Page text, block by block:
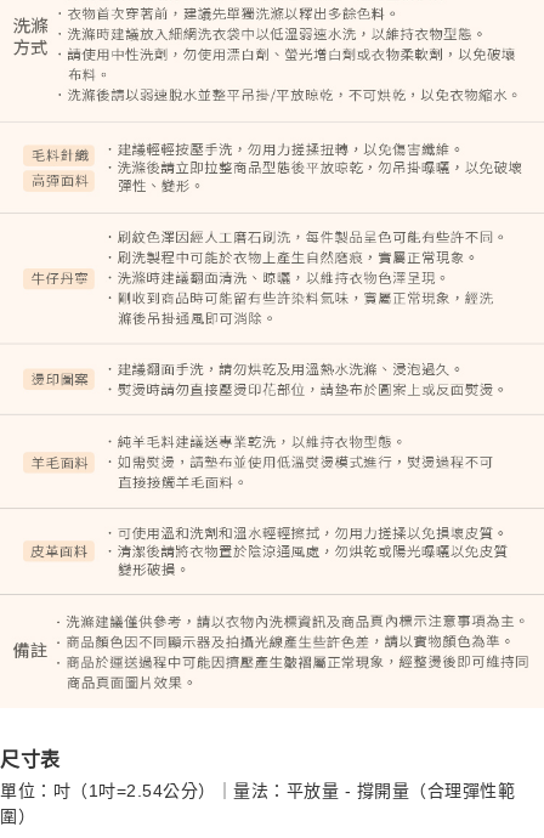
尺寸表
單位：吋（1吋=2.54公分）｜量法：平放量 - 撐開量（合理彈性範
圍）